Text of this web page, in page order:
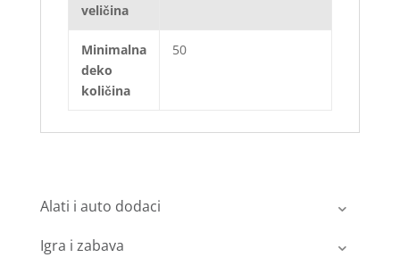
veličina
Minimalna
deko
količina
50
Alati i auto dodaci
Igra i zabava